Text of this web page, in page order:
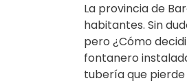
La provincia de
habitantes. Sin
pero ¿Cómo
fontanero
tubería que